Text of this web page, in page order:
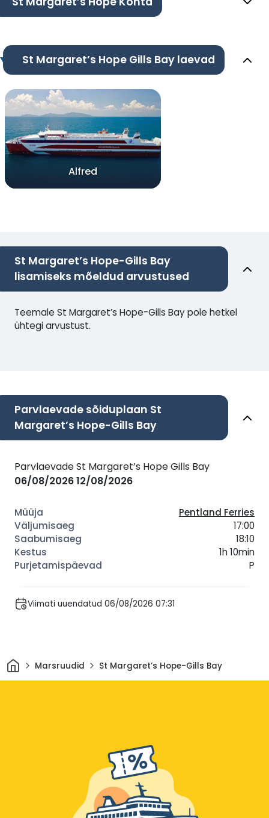
St Margaret’s Hope Gills Bay laevad
Alfred
St Margaret’s Hope-Gills Bay
lisamiseks mõeldud arvustused
Teemale St Margaret’s Hope-Gills Bay pole hetkel
ühtegi arvustust.
Parvlaevade sõiduplaan St
Margaret’s Hope-Gills Bay
Parvlaevade St Margaret’s Hope Gills Bay
06/08/202612/08/2026
Pentland Ferries
17:00
18:10
1h 10min
P
Viimati uuendatud 06/08/2026 07:31
Avaleht
Marsruudid St Margaret’s Hope-Gills Bay